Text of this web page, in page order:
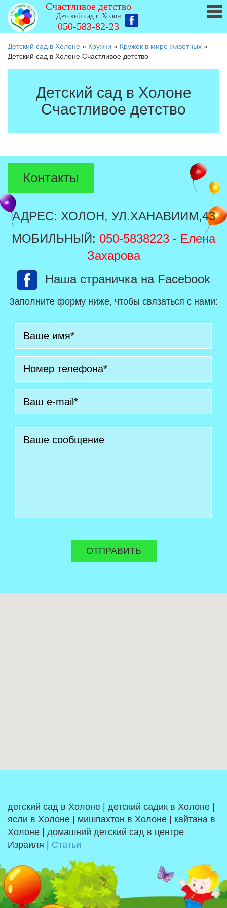
Счастливое детство
Детский сад г. Холон
050-583-82-23
Детский сад в Холоне » Кружки » Кружок в мире животных »
Детский сад в Холоне Счастливое детство
Детский сад в Холоне
Счастливое детство
Контакты
АДРЕС: ХОЛОН, УЛ.ХАНАВИИМ,43
МОБИЛЬНЫЙ: 050-5838223 - Елена
Захарова
Наша страничка на Facebook
Заполните форму ниже, чтобы связаться с нами:
детский сад в Холоне | детский садик в Холоне |
ясли в Холоне | мишпахтон в Холоне | кайтана в
Холоне | домашний детский сад в центре
Израиля | Статьи